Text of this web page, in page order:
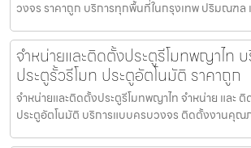
วงจร ราคาถูก บริการทุกพื้นที่ในกรุงเทพ ปริมณฑล
จำหน่ายและติดตั้งประตูรีโมทพญาไท
ประตูรั้วรีโมท ประตูอัตโนมัติ ราคาถูก
จำหน่ายและติดตั้งประตูรีโมทพญาไท จำหน่าย และ
ประตูอัตโนมัติ บริการแบบครบวงจร ติดตั้งงานคุณ